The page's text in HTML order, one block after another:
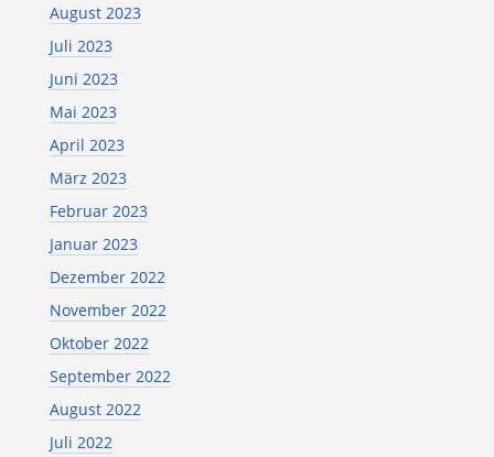
August 2023
Juli 2023
Juni 2023
Mai 2023
April 2023
März 2023
Februar 2023
Januar 2023
Dezember 2022
November 2022
Oktober 2022
September 2022
August 2022
Juli 2022